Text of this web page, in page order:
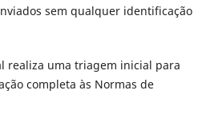
sem qualquer identificação
realiza uma triagem inicial para
completa às Normas de